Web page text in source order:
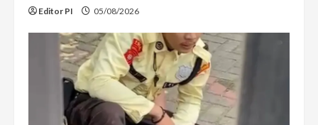
Editor PI 05/08/2026